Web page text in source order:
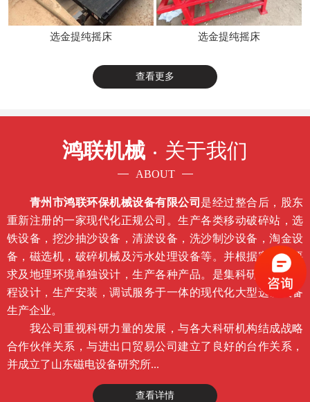
选金提纯摇床 选金提纯摇床
查看更多
鸿联机械 关于我们
ABOUT
青州市鸿联环保机械设备有限公司 是经过整合后，股东
重新注册的一家现代化正规公司。生产各类移动破碎站，选
铁设备，挖沙抽沙设备，清淤设备，洗沙制沙设备，淘金设
备，磁选机，破碎机械及污水处理设备等。并根据客户的要
求及地理环境单独设计，生产各种产品。是集科研开发，工
程设计，生产安装，调试服务于一体的现代化大型选矿设备
生产企业。
我公司重视科研力量的发展，与各大科研机构结成战略
合作伙伴关系，与进出口贸易公司建立了良好的台作关系，
并成立了山东磁电设备研究所...
查看详情